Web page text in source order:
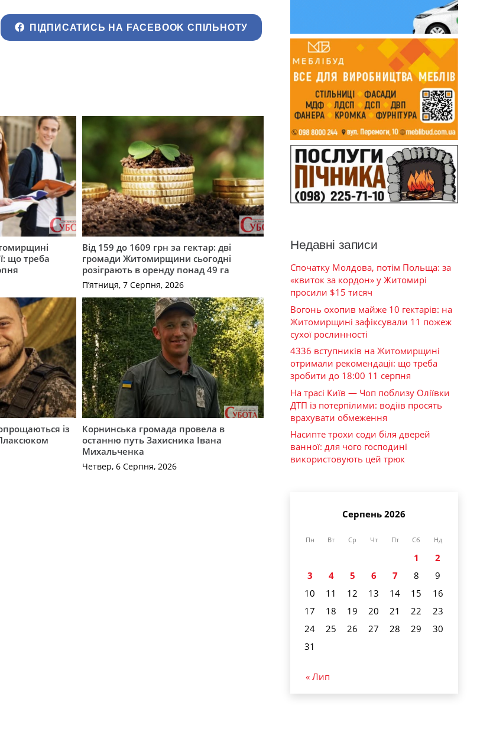
ПІДПИСАТИСЬ НА FACEBOOK СПІЛЬНОТУ
що треба
Від 159 до 1609 грн за гектар: дві
громади Житомирщини сьогодні
розіграють в оренду понад 49 га
П’ятниця, 7 Серпня, 2026
із
Корнинська громада провела в
останню путь Захисника Івана
Михальченка
Четвер, 6 Серпня, 2026
Недавні записи
Спочатку Молдова, потім Польща: за
«квиток за кордон» у Житомирі
просили $15 тисяч
Вогонь охопив майже 10 гектарів: на
Житомирщині зафіксували 11 пожеж
сухої рослинності
4336 вступників на Житомирщині
отримали рекомендації: що треба
зробити до 18:00 11 серпня
На трасі Київ — Чоп поблизу Оліївки
ДТП із потерпілими: водіїв просять
врахувати обмеження
Насипте трохи соди біля дверей
ванної: для чого господині
використовують цей трюк
Серпень 2026
Пн Вт Ср Чт Пт Сб Нд
1
2
3
4 5 6 7 8
9
10
11 12 13 14 15
16
17
18 19 20 21 22
23
24
25 26 27 28 29
30
31
« Лип